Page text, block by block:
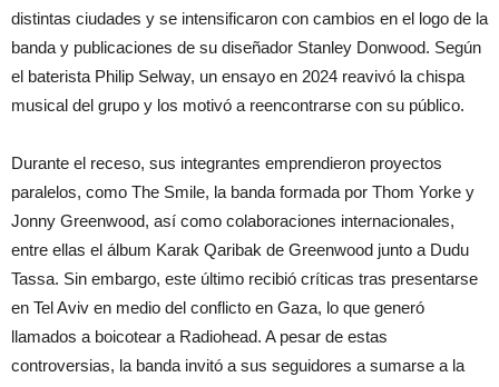
distintas ciudades y se intensificaron con cambios en el logo de la
banda y publicaciones de su diseñador Stanley Donwood. Según
el baterista Philip Selway, un ensayo en 2024 reavivó la chispa
musical del grupo y los motivó a reencontrarse con su público.
Durante el receso, sus integrantes emprendieron proyectos
paralelos, como The Smile, la banda formada por Thom Yorke y
Jonny Greenwood, así como colaboraciones internacionales,
entre ellas el álbum Karak Qaribak de Greenwood junto a Dudu
Tassa. Sin embargo, este último recibió críticas tras presentarse
en Tel Aviv en medio del conflicto en Gaza, lo que generó
llamados a boicotear a Radiohead. A pesar de estas
controversias, la banda invitó a sus seguidores a sumarse a la